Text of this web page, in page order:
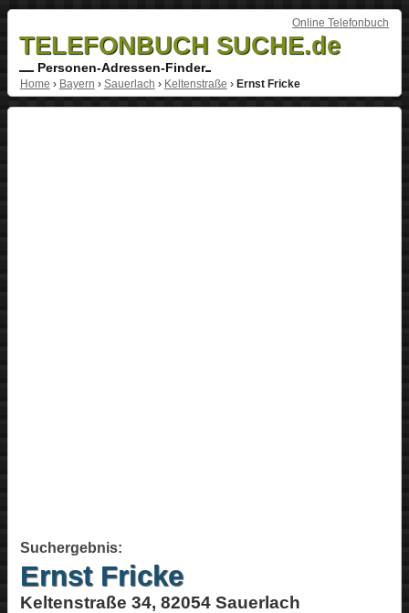
Online Telefonbuch
TELEFONBUCH SUCHE.de
Personen-Adressen-Finder
Home › Bayern › Sauerlach › Keltenstraße › Ernst Fricke
Suchergebnis:
Ernst Fricke
Keltenstraße 34, 82054 Sauerlach